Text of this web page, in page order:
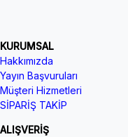
KURUMSAL
Hakkımızda
Yayın Başvuruları
Müşteri Hizmetleri
SİPARİŞ TAKİP
ALIŞVERİŞ